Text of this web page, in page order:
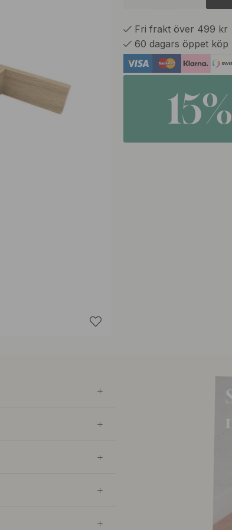
Fri frakt över 499 kr
60 dagars öppet köp
15%